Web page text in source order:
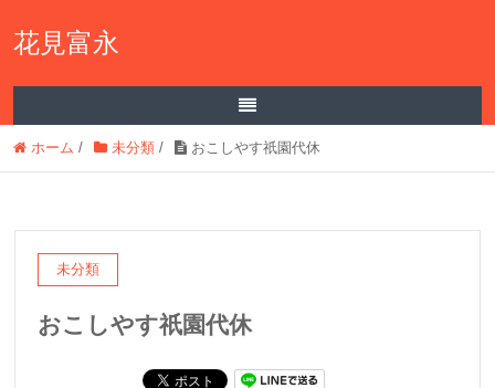
花見富永
ホーム / 未分類 / おこしやす祇園代休
未分類
おこしやす祇園代休